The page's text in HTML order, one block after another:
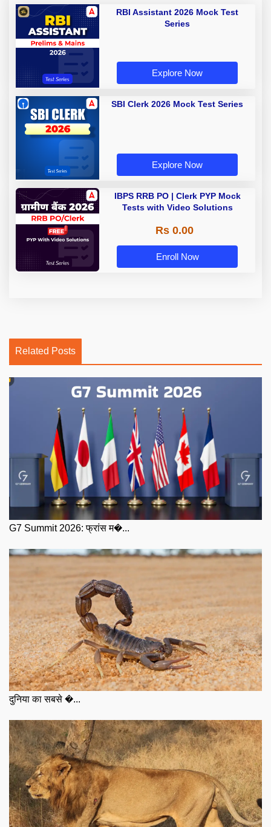
RBI Assistant 2026 Mock Test
Series
Explore Now
SBI Clerk 2026 Mock Test Series
Explore Now
IBPS RRB PO | Clerk PYP Mock
Tests with Video Solutions
Rs 0.00
Enroll Now
Related Posts
G7 Summit 2026: फ्रांस म�...
दुनिया का सबसे �...